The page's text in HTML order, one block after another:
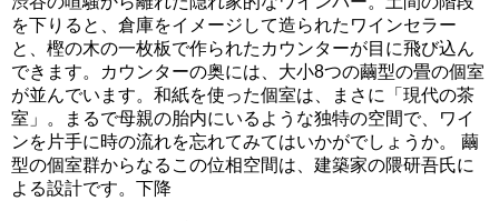
を下りると、倉庫をイメージして造られたワインセラー
と、樫の木の一枚板で作られたカウンターが目に飛び込ん
できます。カウンターの奥には、大小8つの繭型の畳の個室
が並んでいます。和紙を使った個室は、まさに「現代の茶
室」。まるで母親の胎内にいるような独特の空間で、ワイ
ンを片手に時の流れを忘れてみてはいかがでしょうか。 繭
型の個室群からなるこの位相空間は、建築家の隈研吾氏に
よる設計です。下降